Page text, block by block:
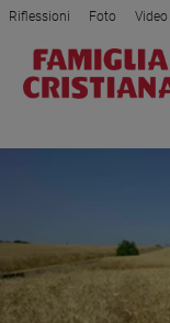
Attualità
Legalità
e
giustizia
Riflessioni Foto Video
Privacy Policy Chi siamo
Registrati Redazione